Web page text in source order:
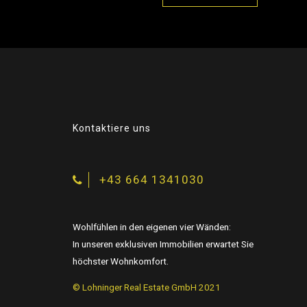
Kontaktiere uns
+43 664 1341030
Wohlfühlen in den eigenen vier Wänden:
In unseren exklusiven Immobilien erwartet Sie
höchster Wohnkomfort.
© Lohninger Real Estate GmbH 2021